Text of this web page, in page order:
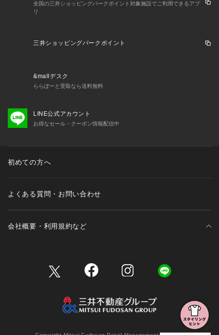
全国の三井ショッピングパークポイント対象施設でご利用できるアプ
リ
三井ショッピングパークポイント
&mallデスク
ららぽーと受取なら送料無料
LINE公式アカウント
お得なセール・クーポン情報配信中
初めての方へ
よくある質問・お問い合わせ
会社概要・利用規約など